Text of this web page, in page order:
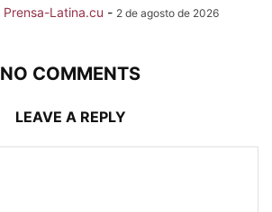
Prensa-Latina.cu - 2 de agosto de 2026
NO COMMENTS
LEAVE A REPLY